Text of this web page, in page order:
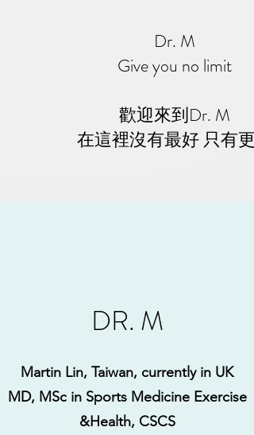
Dr. M
Give you no limit
歡迎來到Dr. M
在這裡沒有最好 只有更
DR. M
Martin Lin, Taiwan, currently in UK
MD, MSc in Sports Medicine Exercise
&Health, CSCS